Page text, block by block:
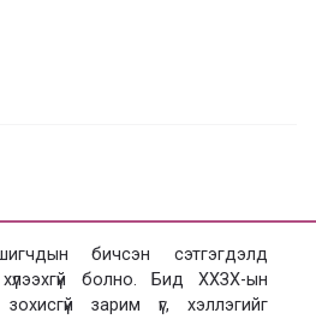
бичсэн сэтгэгдэлд
болно. Бид ХХЗХ-ын
зарим үг, хэллэгийг